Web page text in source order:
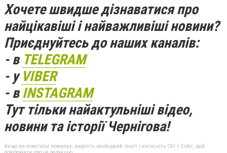
Хочете швидше дізнаватися про
найцікавіші і найважливіші новини?
Приєднуйтесь до наших каналів:
- в TELEGRAM
- у VIBER
- вINSTAGRAM
Тут тільки найактульніші відео,
новини та історії Чернігова!
Якщо ви помітили помилку, виділіть необхідний текст і натисніть Ctrl + Enter, щоб